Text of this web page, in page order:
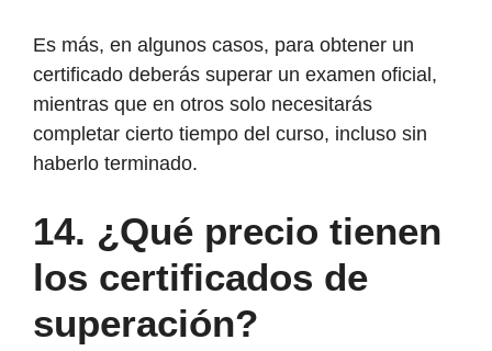
Es más, en algunos casos, para obtener un
certificado deberás superar un examen oficial,
mientras que en otros solo necesitarás
completar cierto tiempo del curso, incluso sin
haberlo terminado.
14. ¿Qué precio tienen
los certificados de
superación?